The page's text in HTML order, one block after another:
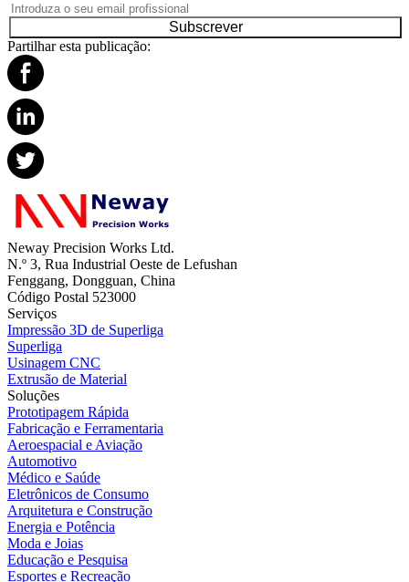
Subscrever
Partilhar esta publicação:
Neway Precision Works Ltd.
N.º 3, Rua Industrial Oeste de Lefushan
Fenggang, Dongguan, China
Código Postal 523000
Serviços
Impressão 3D de Superliga
Superliga
Usinagem CNC
Extrusão de Material
Soluções
Prototipagem Rápida
Fabricação e Ferramentaria
Aeroespacial e Aviação
Automotivo
Médico e Saúde
Eletrônicos de Consumo
Arquitetura e Construção
Energia e Potência
Moda e Joias
Educação e Pesquisa
Esportes e Recreação